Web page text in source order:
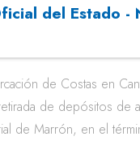
del Estado -
de Costas en
de depósitos de
de Marrón, en el